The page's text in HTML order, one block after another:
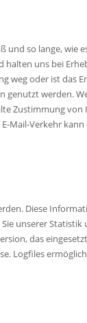
so lange, wie
uns bei
oder ist das
werden.
Zustimmung
Mail-Verkehr
Diese
unserer
das
Logfiles